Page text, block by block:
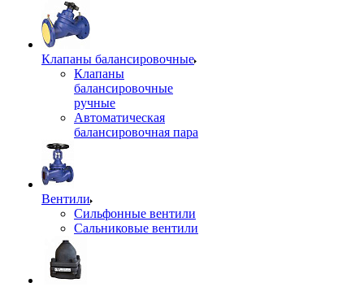
Клапаны балансировочные
Клапаны
балансировочные
ручные
Автоматическая
балансировочная пара
Вентили
Сильфонные вентили
Сальниковые вентили